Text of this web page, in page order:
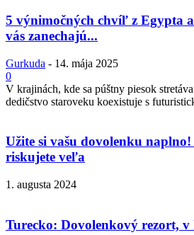
5 výnimočných chvíľ z Egypta
vás zanechajú...
Gurkuda - 14. mája 2025
0
V krajinách, kde sa púštny piesok
dedičstvo staroveku koexistuje s
Užite si vašu dovolenku naplno!
riskujete veľa
1. augusta 2024
Turecko: Dovolenkový rezort, v